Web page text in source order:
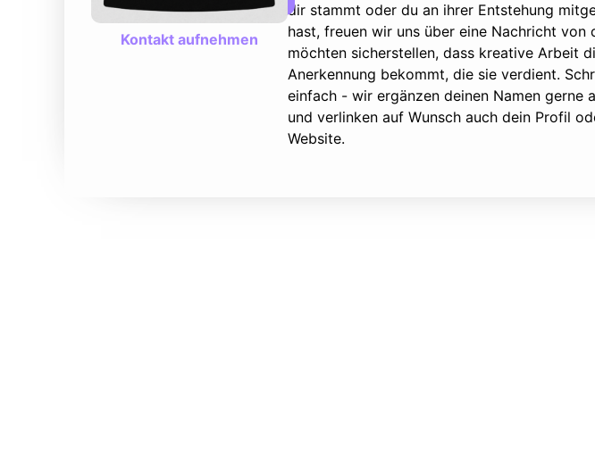
Kontakt aufnehmen
dir stammt oder du an ihrer Entstehung
hast, freuen wir uns über eine Nachricht von
möchten sicherstellen, dass kreative Arbeit
Anerkennung bekommt, die sie verdient.
einfach - wir ergänzen deinen Namen gerne
und verlinken auf Wunsch auch dein Profil
Website.